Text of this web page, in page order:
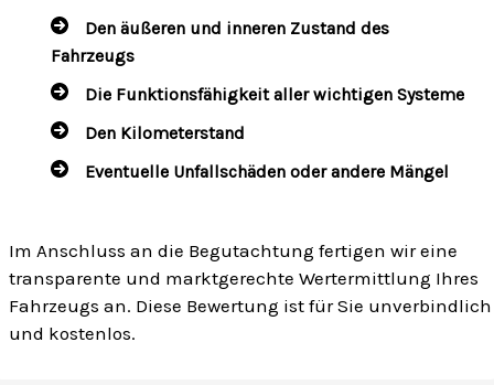
Den äußeren und inneren Zustand des
Fahrzeugs
Die Funktionsfähigkeit aller wichtigen Systeme
Den Kilometerstand
Eventuelle Unfallschäden oder andere Mängel
Im Anschluss an die Begutachtung fertigen wir eine
transparente und marktgerechte Wertermittlung Ihres
Fahrzeugs an. Diese Bewertung ist für Sie unverbindlich
und kostenlos.